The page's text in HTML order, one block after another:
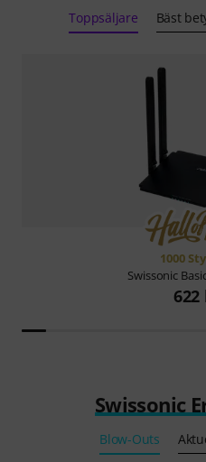
Toppsäljare Bäst
1000
Swissonic
Swissonic
Blow-Outs